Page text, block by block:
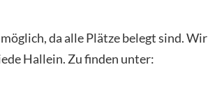
da alle Plätze belegt sind. Wir
Hallein. Zu finden unter: